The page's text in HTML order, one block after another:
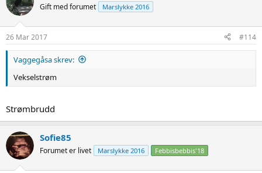
Gift med forumet Marslykke 2016
26 Mar 2017 #114
Vaggegåsa skrev:
Vekselstrøm
Strømbrudd
Sofie85
Forumet er livet Marslykke 2016 Febbisbebbis'18